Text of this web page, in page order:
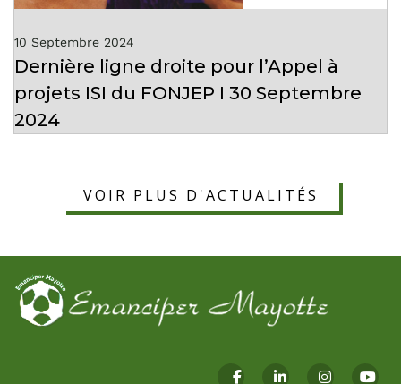
Dernière ligne droite pour l’Appel à
projets ISI du FONJEP I 30 Septembre
2024
10 Septembre 2024
VOIR PLUS D'ACTUALITÉS